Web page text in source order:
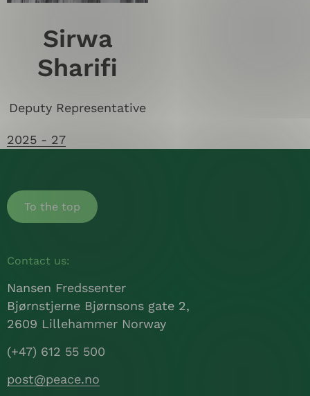
Sirwa
Sharifi
Deputy Representative
2025 - 27
To the top
Contact us:
Nansen Fredssenter
Bjørnstjerne Bjørnsons gate 2,
2609 Lillehammer Norway
(+47) 612 55 500
post@peace.no